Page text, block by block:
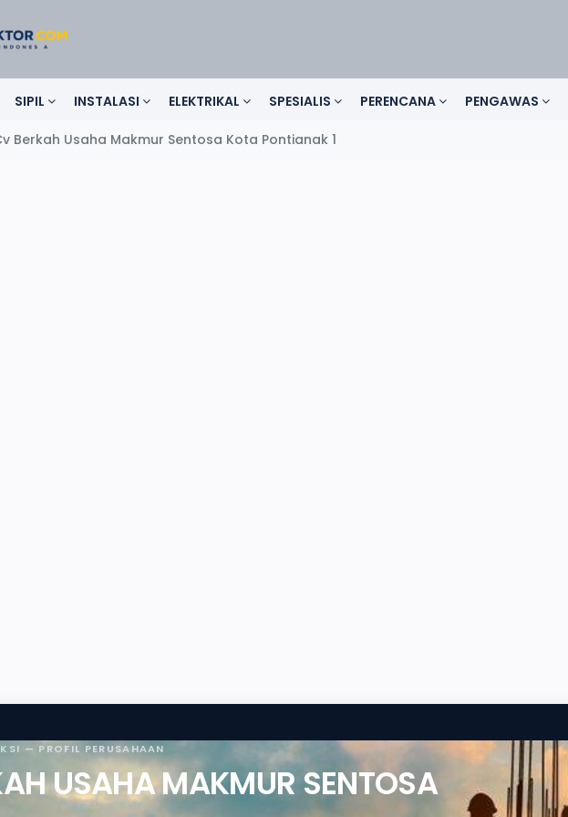
SIPIL INSTALASI ELEKTRIKAL SPESIALIS PERENCANA PENGAWAS
Berkah Usaha Makmur Sentosa Kota Pontianak 1
— PROFIL PERUSAHAAN
USAHA MAKMUR SENTOSA